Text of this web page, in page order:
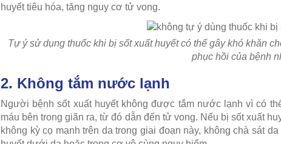
huyết tiêu hóa, tăng nguy cơ tử vong.
Tự ý sử dụng thuốc khi bị sốt xuất huyết có thể gây khó khăn
phục hồi của bệnh
2. Không tắm nước lạnh
Người bệnh sốt xuất huyết không được tắm nước lạnh vì có
máu bên trong giãn ra, từ đó dẫn đến tử vong. Nếu bị sốt xuất
không kỳ cọ mạnh trên da trong giai đoạn này, không chà sát